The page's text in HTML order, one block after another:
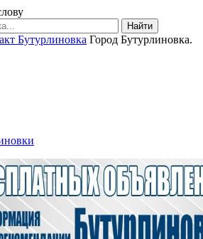
Найти
Город Бутурлиновка.